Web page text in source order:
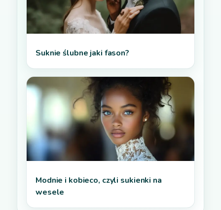
Suknie ślubne jaki fason?
Modnie i kobieco, czyli sukienki na
wesele